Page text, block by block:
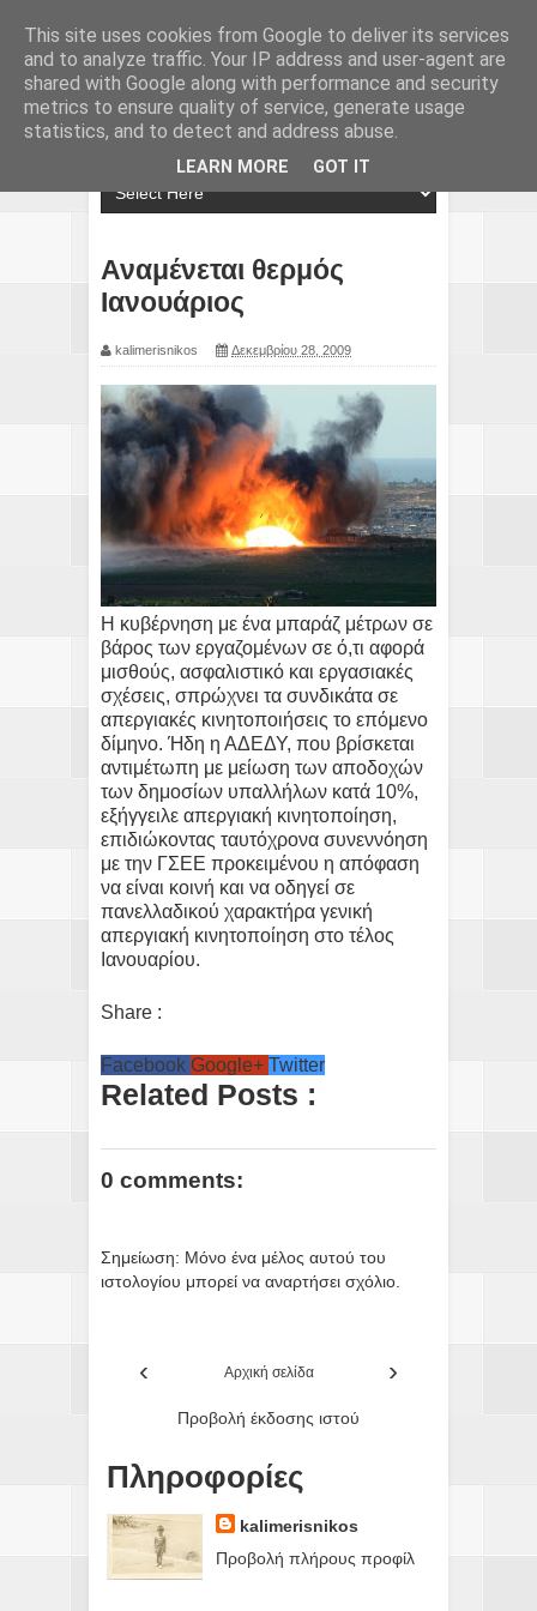
Αναμένεται θερμός
Ιανουάριος
kalimerisnikos Δεκεμβρίου 28, 2009
Η κυβέρνηση με ένα μπαράζ μέτρων σε
βάρος των εργαζομένων σε ό,τι αφορά
μισθούς, ασφαλιστικό και εργασιακές
σχέσεις, σπρώχνει τα συνδικάτα σε
απεργιακές κινητοποιήσεις το επόμενο
δίμηνο. Ήδη η ΑΔΕΔΥ, που βρίσκεται
αντιμέτωπη με μείωση των αποδοχών
των δημοσίων υπαλλήλων κατά 10%,
εξήγγειλε απεργιακή κινητοποίηση,
επιδιώκοντας ταυτόχρονα συνεννόηση
με την ΓΣΕΕ προκειμένου η απόφαση
να είναι κοινή και να οδηγεί σε
πανελλαδικού χαρακτήρα γενική
απεργιακή κινητοποίηση στο τέλος
Ιανουαρίου.
Share :
Facebook Google+ Twitter
Related Posts :
0 comments:
Σημείωση: Μόνο ένα μέλος αυτού του
ιστολογίου μπορεί να αναρτήσει σχόλιο.
‹ ›
Αρχική σελίδα
Προβολή έκδοσης ιστού
Πληροφορίες
kalimerisnikos
Προβολή πλήρους προφίλ
This site uses cookies from Google to deliver its services
and to analyze traffic. Your IP address and user-agent are
shared with Google along with performance and security
metrics to ensure quality of service, generate usage
statistics, and to detect and address abuse.
LEARN MORE GOT IT